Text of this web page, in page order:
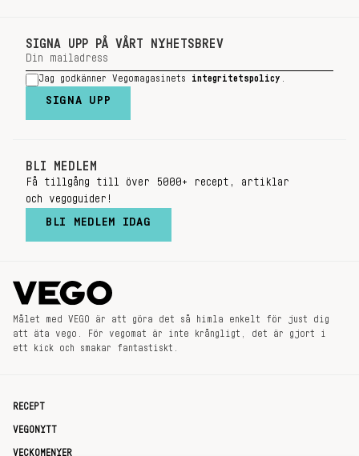
SIGNA UPP PÅ VÅRT NYHETSBREV
Jag godkänner Vegomagasinets integritetspolicy
SIGNA UPP
BLI MEDLEM
Få tillgång till över 5000+ recept, artiklar
och vegoguider!
BLI MEDLEM IDAG
Målet med VEGO är att göra det så himla enkelt för just dig
att äta vego. För vegomat är inte krångligt, det är gjort i
ett kick och smakar fantastiskt.
RECEPT
VEGONYTT
VECKOMENYER